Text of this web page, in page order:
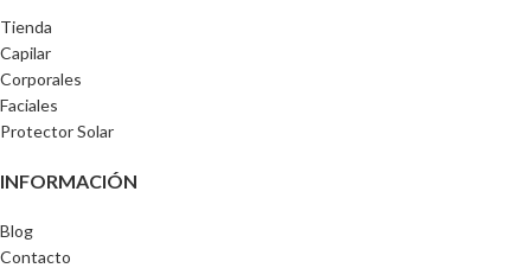
Tienda
Capilar
Corporales
Faciales
Protector Solar
INFORMACIÓN
Blog
Contacto